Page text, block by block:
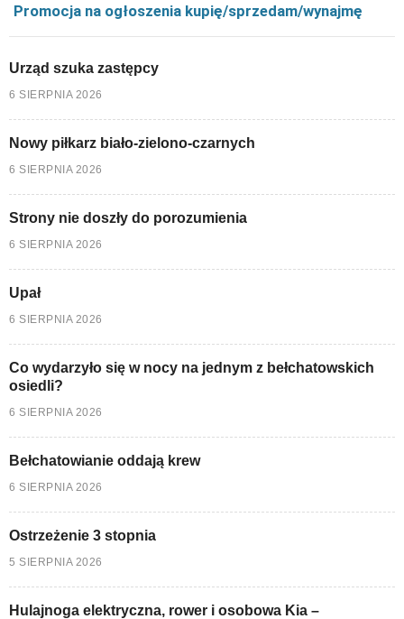
Promocja na ogłoszenia kupię/sprzedam/wynajmę
Urząd szuka zastępcy
6 SIERPNIA 2026
Nowy piłkarz biało-zielono-czarnych
6 SIERPNIA 2026
Strony nie doszły do porozumienia
6 SIERPNIA 2026
Upał
6 SIERPNIA 2026
Co wydarzyło się w nocy na jednym z bełchatowskich
osiedli?
6 SIERPNIA 2026
Bełchatowianie oddają krew
6 SIERPNIA 2026
Ostrzeżenie 3 stopnia
5 SIERPNIA 2026
Hulajnoga elektryczna, rower i osobowa Kia –